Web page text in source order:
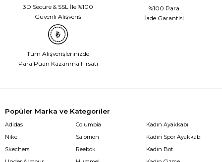
3D Secure & SSL İle %100
Güvenli Alışveriş
%100 Para
İade Garantisi
Tüm Alışverişlerinizde
Para Puan Kazanma Fırsatı
Popüler Marka ve Kategoriler
Adidas
Nike
Skechers
Columbia
Salomon
Reebok
Kadın Ayakkabı
Kadın Spor Ayakkabı
Kadın Bot